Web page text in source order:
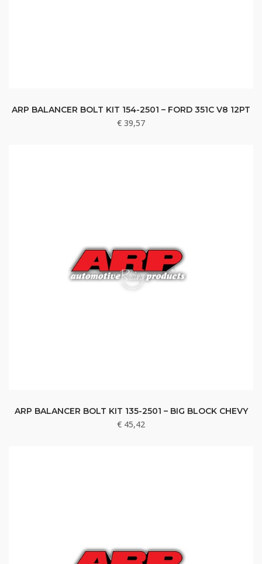
ARP BALANCER BOLT KIT 154-2501 – FORD 351C V8 12PT
€ 39,57
ARP BALANCER BOLT KIT 135-2501 – BIG BLOCK CHEVY
€ 45,42